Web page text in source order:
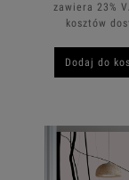
zawiera 23%
kosztów
Dodaj do